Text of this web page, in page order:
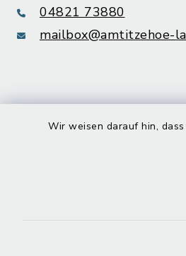
Wir weisen darauf hin,
04821 73880
mailbox@amtitzehoe-